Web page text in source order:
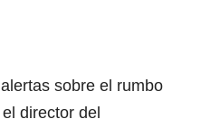
sobre el rumbo
director del